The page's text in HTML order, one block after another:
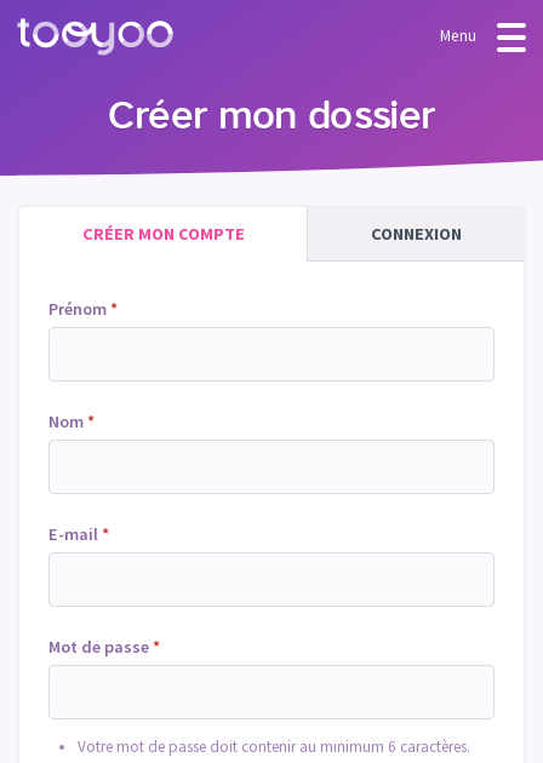
Menu
Créer mon dossier
CRÉER MON COMPTE CONNEXION
Prénom*
Nom*
E-mail*
Mot de passe*
Votre mot de passe doit contenir au minimum 6 caractères.